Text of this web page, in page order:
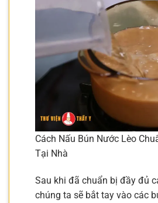
Cách Nấu Bún Nước Lèo
Tại Nhà
Sau khi đã chuẩn bị đầy đủ
chúng ta sẽ bắt tay vào các